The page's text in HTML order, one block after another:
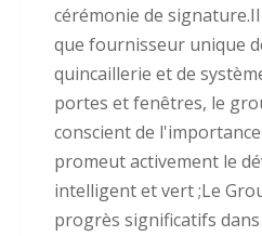
cérémonie de
que fournisseur unique
quincaillerie et de
portes et fenêtres, le
conscient de
promeut activement le
intelligent et vert ;Le
progrès significatifs